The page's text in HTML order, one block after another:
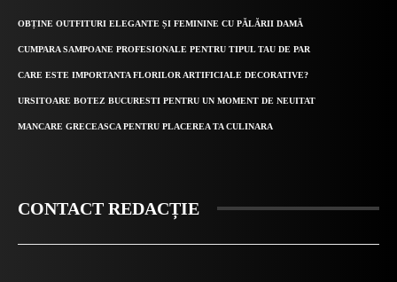
OBȚINE OUTFITURI ELEGANTE ȘI FEMININE CU PĂLĂRII DAMĂ
CUMPARA SAMPOANE PROFESIONALE PENTRU TIPUL TAU DE PAR
CARE ESTE IMPORTANTA FLORILOR ARTIFICIALE DECORATIVE?
URSITOARE BOTEZ BUCURESTI PENTRU UN MOMENT DE NEUITAT
MANCARE GRECEASCA PENTRU PLACEREA TA CULINARA
CONTACT REDACȚIE